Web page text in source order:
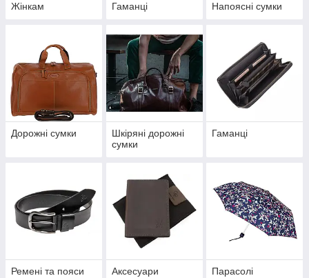
Жінкам Гаманці Напоясні сумки
Дорожні сумки
Шкіряні дорожні
сумки
Гаманці
Ремені та пояси Аксесуари Парасолі